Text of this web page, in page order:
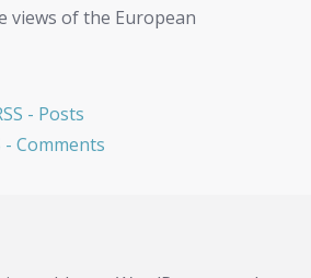
views of the European
- Posts
- Comments